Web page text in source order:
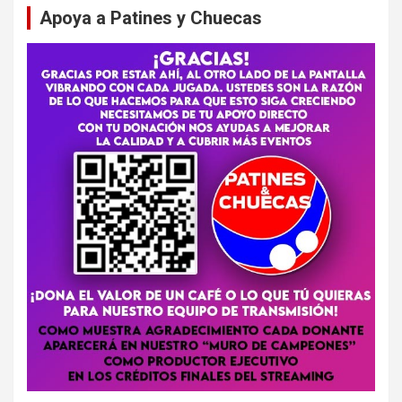
Apoya a Patines y Chuecas